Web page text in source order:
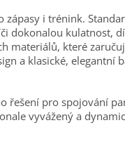
zápasy i trénink.
dokonalou kulatnost,
materiálů, které
a klasické, elegantní
řešení pro spojování
vyvážený a